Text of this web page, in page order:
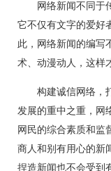
网络新闻不同于传
它不仅有文字的爱好
此，网络新闻的编写
术、动漫动人，这样
构建诚信网络，打
发展的重中之重，网
网民的综合素质和监
商人和别有用心的新
捏造新闻也不会受到